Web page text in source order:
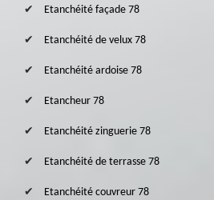
Etanchéité façade 78
Etanchéité de velux 78
Etanchéité ardoise 78
Etancheur 78
Etanchéité zinguerie 78
Etanchéité de terrasse 78
Etanchéité couvreur 78